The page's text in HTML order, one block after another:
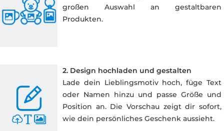
großen Auswahl an gestaltbaren
Produkten.
2. Design hochladen und gestalten
Lade dein Lieblingsmotiv hoch, füge Text
oder Namen hinzu und passe Größe und
Position an. Die Vorschau zeigt dir sofort,
wie dein persönliches Geschenk aussieht.